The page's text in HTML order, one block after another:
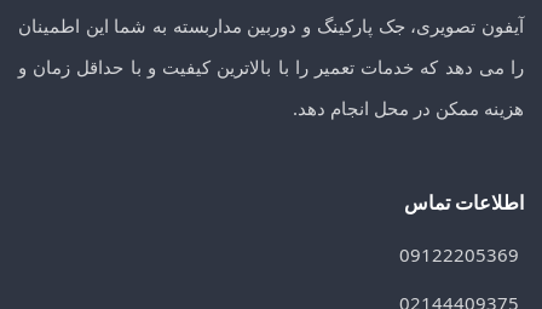
آیفون تصویری، جک پارکینگ و دوربین مداربسته به شما این اطمینان
را می دهد که خدمات تعمیر را با بالاترین کیفیت و با حداقل زمان و
هزینه ممکن در محل انجام دهد.
اطلاعات تماس